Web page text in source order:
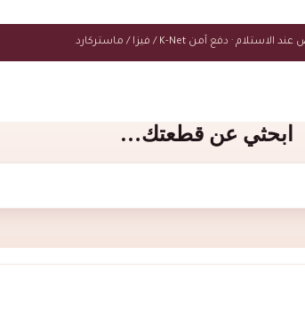
ابحثي عن قطعتك…